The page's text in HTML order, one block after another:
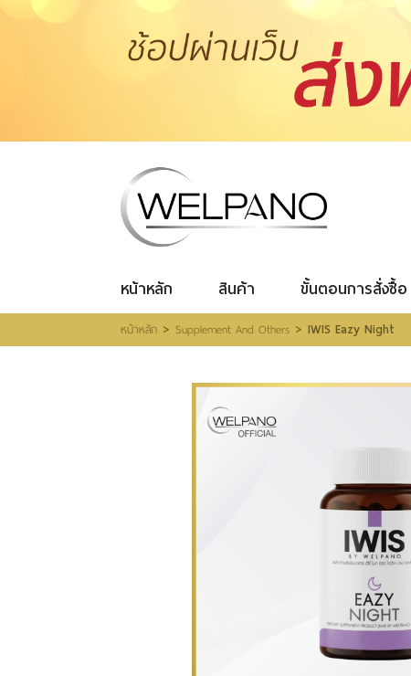
สินค้าที่สนใจ(0)
ขั้นตอนการสั่งซื้อ
โปรโมชั่น
รีวิววีดีโอ
แจ้งชำระเงิน
หน้าหลัก สินค้า ขั้นตอนการสั่งซื้อ
หน้าหลัก > Supplement And Others > IWIS Eazy Night